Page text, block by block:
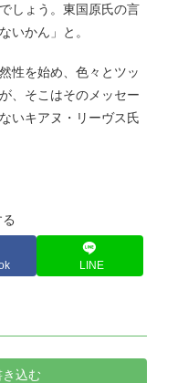
しょう。東国原氏の言
いかん」と。
性を始め、色々とツッ
、そこはそのメッセー
いキアヌ・リーヴス氏
LINE
込む